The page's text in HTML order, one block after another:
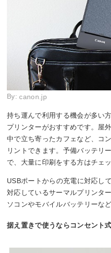
By:canon.jp
持ち運んで利用する機会が多い
プリンターがおすすめです。屋
中で立ち寄ったカフェなど、コ
リントできます。予備バッテリ
で、大量に印刷をする方はチェ
USBポートからの充電に対応し
対応しているサーマルプリンタ
ソコンやモバイルバッテリーな
据え置きで使うならコンセント式